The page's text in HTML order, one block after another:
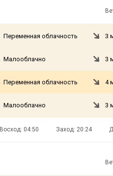
Переменная облачность 3
Малооблачно 3
Переменная облачность 4
Малооблачно 3
Восход: 04:50 Заход: 20:24